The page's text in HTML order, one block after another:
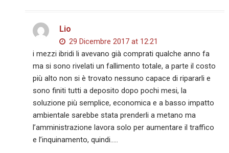
Lio
29 Dicembre 2017 at 12:21
i mezzi ibridi li avevano già comprati qualche anno fa
ma si sono rivelati un fallimento totale, a parte il costo
più alto non si è trovato nessuno capace di ripararli e
sono finiti tutti a deposito dopo pochi mesi, la
soluzione più semplice, economica e a basso impatto
ambientale sarebbe stata prenderli a metano ma
l’amministrazione lavora solo per aumentare il traffico
e l’inquinamento, quindi…..